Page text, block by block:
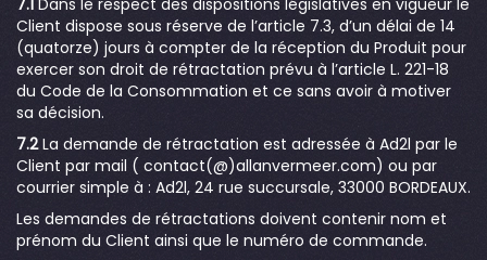
Client dispose sous réserve de l’article 7.3, d’un délai de 14
(quatorze) jours à compter de la réception du Produit pour
exercer son droit de rétractation prévu à l’article L. 221-18
du Code de la Consommation et ce sans avoir à motiver
sa décision.
7.2La demande de rétractation est adressée à Ad2l par le
Client par mail ( contact(@)allanvermeer.com) ou par
courrier simple à : Ad2l, 24 rue succursale, 33000 BORDEAUX.
Les demandes de rétractations doivent contenir nom et
prénom du Client ainsi que le numéro de commande.